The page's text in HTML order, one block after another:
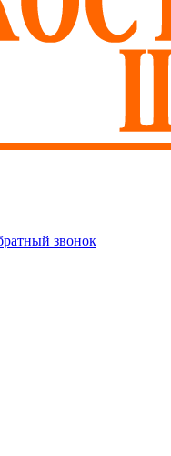
звонок